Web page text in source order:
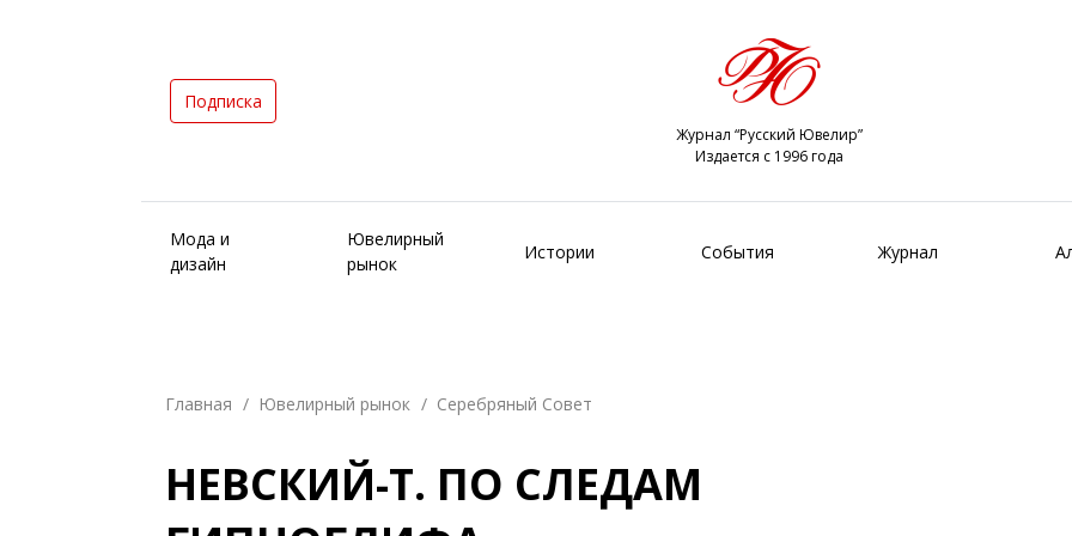
Подписка
Журнал “Русский Ювелир”
Издается с 1996 года
Мода и
дизайн
Ювелирный
рынок
Истории События Журнал
Главная Ювелирный рынок Серебряный Совет
НЕВСКИЙ-Т. ПО СЛЕДАМ